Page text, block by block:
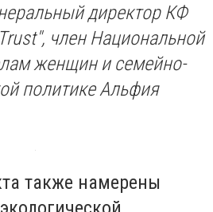
директор КФ
член Национальной
женщин и семейно-
политике Альфия
также намерены